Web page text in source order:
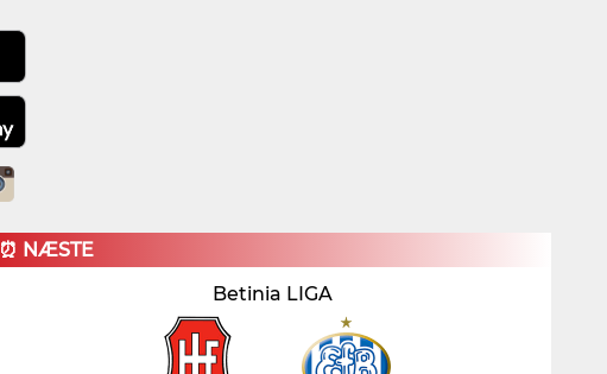
⏰ NÆSTE
Betinia LIGA